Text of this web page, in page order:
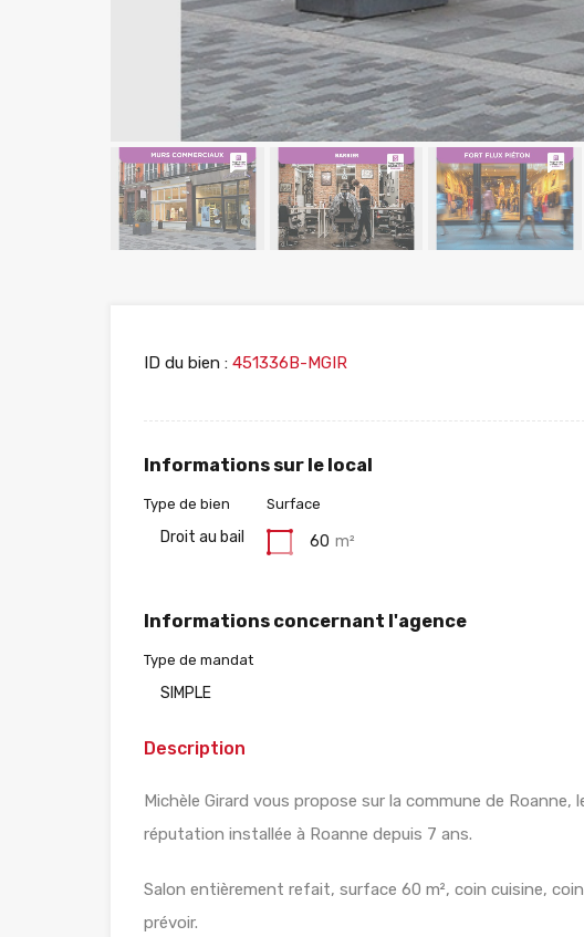
ID du bien : 451336B-MGIR
Informations sur le local
Type de bien
Droit au bail
Surface
60 m²
Informations concernant l'agence
Type de mandat
SIMPLE
Description
Michèle Girard vous propose sur la commune de
réputation installée à Roanne depuis 7 ans.
Salon entièrement refait, surface 60 m², coin cuisine,
prévoir.